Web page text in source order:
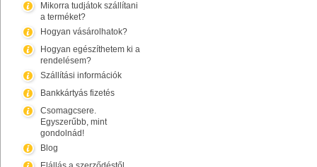
Mikorra tudjátok szállítani
a terméket?
Hogyan vásárolhatok?
Hogyan egészíthetem ki a
rendelésem?
Szállítási információk
Bankkártyás fizetés
Csomagcsere.
Egyszerűbb, mint
gondolnád!
Blog